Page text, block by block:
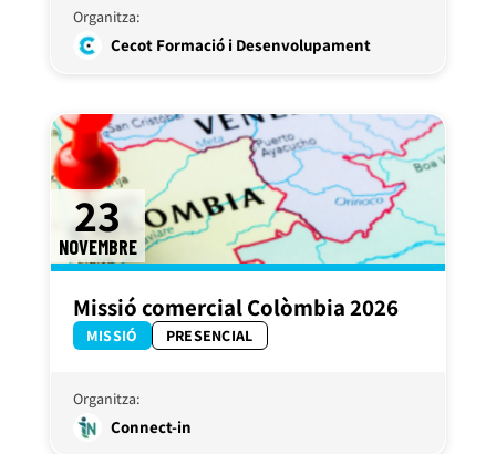
Organitza:
Cecot Formació i Desenvolupament
23
NOVEMBRE
Missió comercial Colòmbia 2026
MISSIÓ PRESENCIAL
Organitza:
Connect-in